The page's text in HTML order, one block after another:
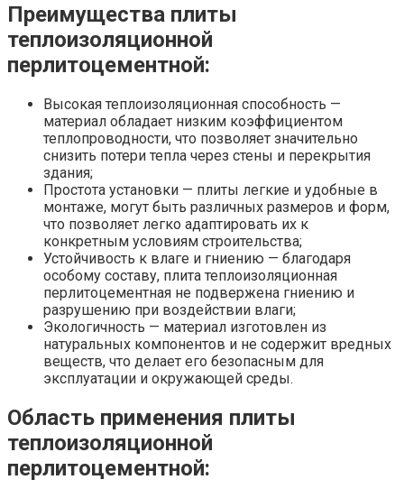
Преимущества плиты
теплоизоляционной
перлитоцементной:
Высокая теплоизоляционная способность —
материал обладает низким коэффициентом
теплопроводности, что позволяет значительно
снизить потери тепла через стены и перекрытия
здания;
Простота установки — плиты легкие и удобные в
монтаже, могут быть различных размеров и форм,
что позволяет легко адаптировать их к
конкретным условиям строительства;
Устойчивость к влаге и гниению — благодаря
особому составу, плита теплоизоляционная
перлитоцементная не подвержена гниению и
разрушению при воздействии влаги;
Экологичность — материал изготовлен из
натуральных компонентов и не содержит вредных
веществ, что делает его безопасным для
эксплуатации и окружающей среды.
Область применения плиты
теплоизоляционной
перлитоцементной: